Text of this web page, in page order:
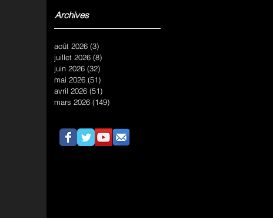
Archives
août 2026 (3)
juillet 2026 (8)
juin 2026 (32)
mai 2026 (51)
avril 2026 (51)
mars 2026 (149)